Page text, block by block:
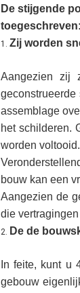
De stijgende
toegeschreven:
1. Zij worden
Aangezien zij
assemblage
het schilderen.
worden voltooid.
bouw kan een
Aangezien de
die
2. De de
In feite, kunt u
gebouw